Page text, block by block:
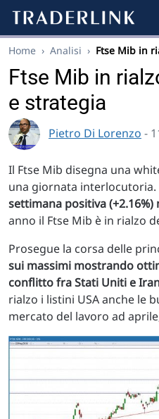
Home › Analisi › Ftse Mib in
Ftse Mib in
e strategia
Pietro Di Lorenzo -
Il Ftse Mib disegna una
una giornata interlocutoria.
settimana positiva (+2.16%)
anno il Ftse Mib è in rialzo
Prosegue la corsa delle
sui massimi mostrando
conflitto fra Stati Uniti e
rialzo i listini USA anche le
mercato del lavoro ad